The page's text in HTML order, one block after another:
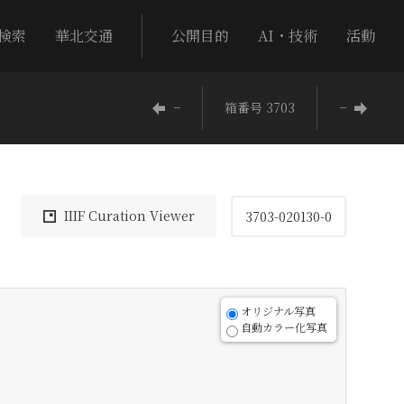
索 華北交通 公開目的 AI・技術 活動
− 箱番号 3703 −
IIIF Curation Viewer 3703-020130-0
オリジナル写真
自動カラー化写真